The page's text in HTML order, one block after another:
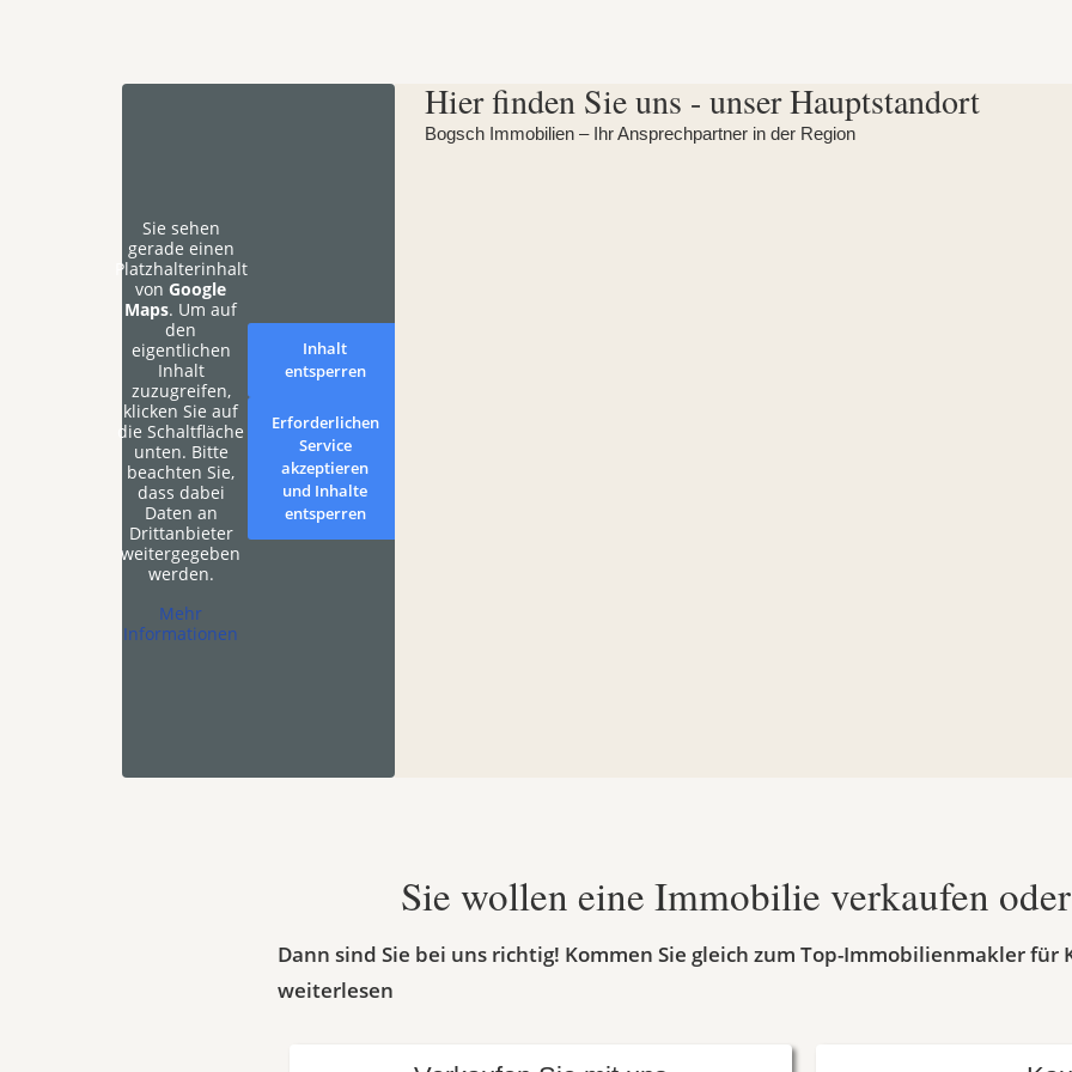
Sie sehen
gerade einen
Platzhalterinhalt
von Google
Maps. Um auf
den
eigentlichen
Inhalt
zuzugreifen,
klicken Sie auf
die Schaltfläche
unten. Bitte
beachten Sie,
dass dabei
Daten an
Drittanbieter
weitergegeben
werden.
Mehr
Informationen
Inhalt
entsperren
Erforderlichen
Service
akzeptieren
und Inhalte
entsperren
Hier finden Sie uns - unser Hauptstandort
Bogsch Immobilien – Ihr Ansprechpartner in der Region
Sie wollen eine Immobilie verkaufen
Dann sind Sie bei uns richtig! Kommen Sie gleich zum Top-Immobilienmakler für
weiterlesen